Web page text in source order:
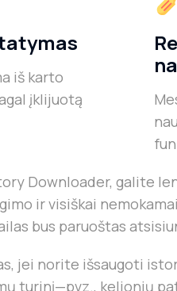
iš karto
įklijuotą
Downloader, galite
ir visiškai
bus paruoštas
jei norite išsaugoti
turinį—pvz., kelionių